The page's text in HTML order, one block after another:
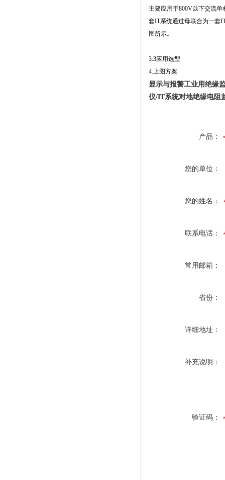
主要应用于800V以下交流
套IT系统通过母联合为一套
图所示。
3.3应用选型
4.上图方案
显示与报警工业用绝缘
仪/IT系统对地绝缘电阻
产品：
您的单位：
您的姓名：
联系电话：
常用邮箱：
省份：
详细地址：
补充说明：
验证码：